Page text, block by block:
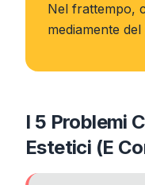
Nel frattempo,
mediamente
I 5 Problemi
Estetici (E